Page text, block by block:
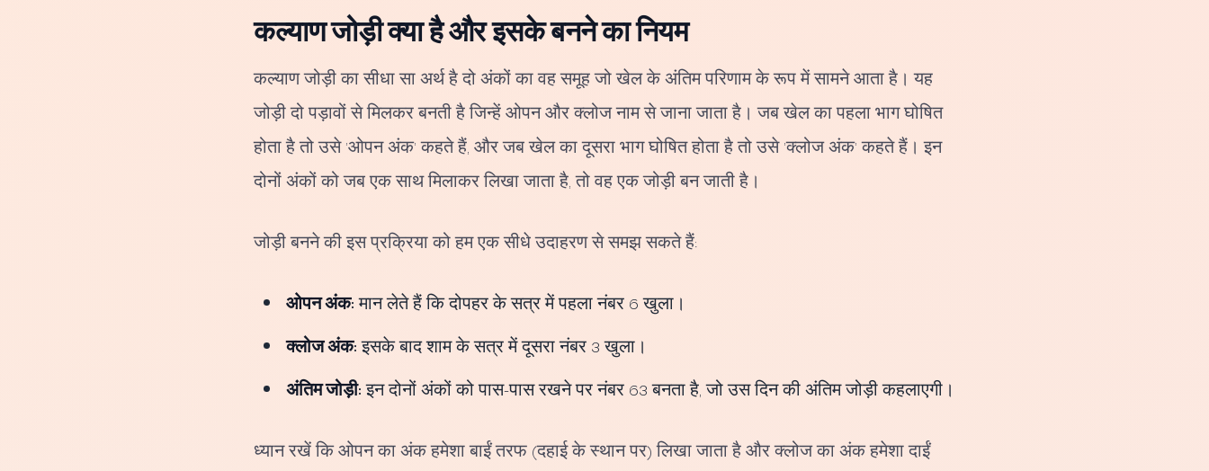
कल्याण जोड़ी क्या है और इसके बनने का नियम
कल्याण जोड़ी का सीधा सा अर्थ है दो अंकों का वह समूह जो खेल के अंतिम परिणाम के रूप में सामने आता है। यह
जोड़ी दो पड़ावों से मिलकर बनती है जिन्हें ओपन और क्लोज नाम से जाना जाता है। जब खेल का पहला भाग घोषित
होता है तो उसे 'ओपन अंक' कहते हैं, और जब खेल का दूसरा भाग घोषित होता है तो उसे 'क्लोज अंक' कहते हैं। इन
दोनों अंकों को जब एक साथ मिलाकर लिखा जाता है, तो वह एक जोड़ी बन जाती है।
जोड़ी बनने की इस प्रक्रिया को हम एक सीधे उदाहरण से समझ सकते हैं:
ओपन अंक:मान लेते हैं कि दोपहर के सत्र में पहला नंबर 6 खुला।
क्लोज अंक:इसके बाद शाम के सत्र में दूसरा नंबर 3 खुला।
अंतिम जोड़ी:इन दोनों अंकों को पास-पास रखने पर नंबर 63 बनता है, जो उस दिन की अंतिम जोड़ी कहलाएगी।
ध्यान रखें कि ओपन का अंक हमेशा बाईं तरफ (दहाई के स्थान पर) लिखा जाता है और क्लोज का अंक हमेशा दाईं